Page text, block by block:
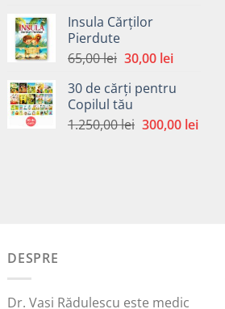
a
65,00 lei.
Insula Cărților
Pierdute
65,00lei Prețul
a
fost:
65,00 lei.
30,00 leiPrețul
este:
30 de cărți pentru
Copilul tău
1.250,00lei Prețul
300,00 leiPrețul
DESPRE
Dr. Vasi Rădulescu este medic